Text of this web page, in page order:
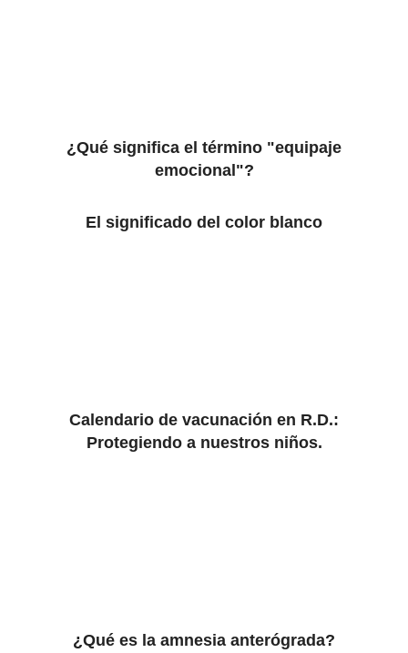
¿Qué significa el término "equipaje
emocional"?
El significado del color blanco
Calendario de vacunación en R.D.:
Protegiendo a nuestros niños.
¿Qué es la amnesia anterógrada?